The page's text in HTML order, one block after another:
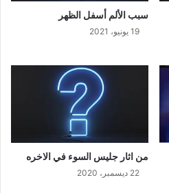
سبب الألم أسفل الظهر
19 يونيو، 2021
من اثار جليس السوء في الاخره
22 ديسمبر، 2020